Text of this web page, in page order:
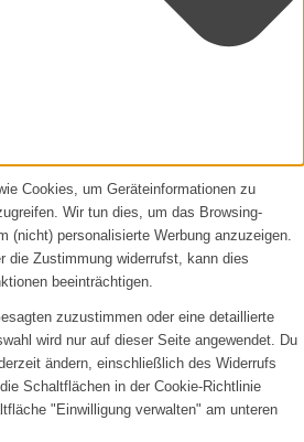
Cookies, um Geräteinformationen zu
Wir tun dies, um das Browsing-
(nicht) personalisierte Werbung anzuzeigen.
die Zustimmung widerrufst, kann dies
beeinträchtigen.
zuzustimmen oder eine detaillierte
wird nur auf dieser Seite angewendet. Du
ändern, einschließlich des Widerrufs
Schaltflächen in der Cookie-Richtlinie
"Einwilligung verwalten" am unteren